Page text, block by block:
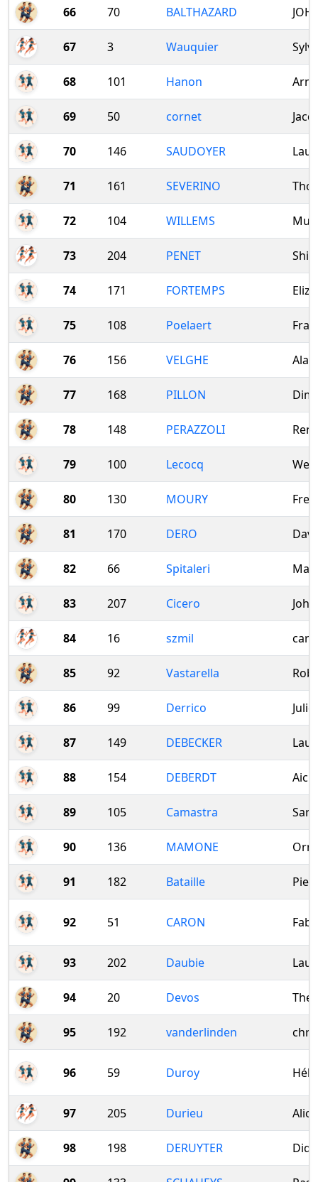
66 70 BALTHAZARD
67 3 Wauquier
68 101 Hanon
69 50 cornet
70 146 SAUDOYER
71 161 SEVERINO
72 104 WILLEMS
73 204 PENET
74 171 FORTEMPS
75 108 Poelaert
76 156 VELGHE Alan
77 168 PILLON
78 148 PERAZZOLI
79 100 Lecocq
80 130 MOURY Fred
81 170 DERO
82 66 Spitaleri
83 207 Cicero
84 16 szmil
85 92 Vastarella
86 99 Derrico Julie
87 149 DEBECKER
88 154 DEBERDT
89 105 Camastra Sara
90 136 MAMONE
91 182 Bataille
92 51 CARON
93 202 Daubie
94 20 Devos
95 192 vanderlinden
96 59 Duroy
97 205 Durieu Alice
98 198 DERUYTER